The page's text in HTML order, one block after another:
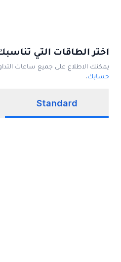
اختر الطاقات التي
يمكنك الاطلاع على جميع ساعات
حسابك.
Standard